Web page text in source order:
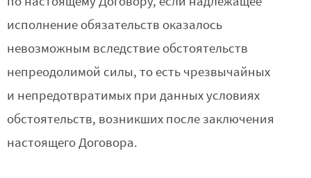
исполнение обязательств оказалось
невозможным вследствие обстоятельств
непреодолимой силы, то есть чрезвычайных
и непредотвратимых при данных условиях
обстоятельств, возникших после заключения
настоящего Договора.